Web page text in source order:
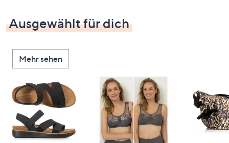
Ausgewählt für dich
Mehr sehen